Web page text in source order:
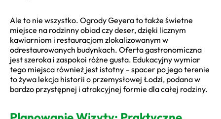
Ale to nie wszystko. Ogrody Geyera to także świetne
miejsce na rodzinny obiad czy deser, dzięki licznym
kawiarniom i restauracjom zlokalizowanym w
odrestaurowanych budynkach. Oferta gastronomiczna
jest szeroka i zaspokoi różne gusta. Edukacyjny wymiar
tego miejsca również jest istotny – spacer po jego terenie
to żywa lekcja historii o przemysłowej Łodzi, podana w
bardzo przystępnej i atrakcyjnej formie dla całej rodziny.